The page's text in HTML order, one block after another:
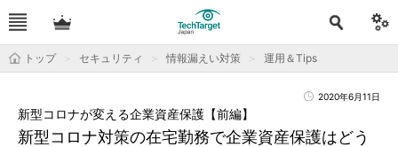
トップ セキュリティ 情報漏えい対策 運用＆Tips
2020年6月11日
新型コロナ対策の在宅勤務で企業資産保護はどう
新型コロナが変える企業資産保護【前編】